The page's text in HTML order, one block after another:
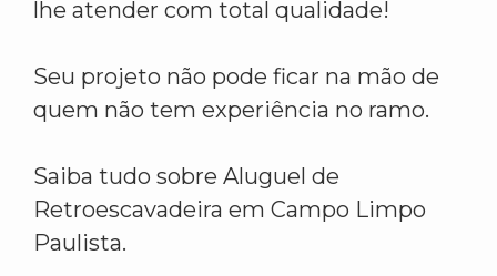
lhe atender com total qualidade!
Seu projeto não pode ficar na mão de
quem não tem experiência no ramo.
Saiba tudo sobre Aluguel de
Retroescavadeira em Campo Limpo
Paulista.